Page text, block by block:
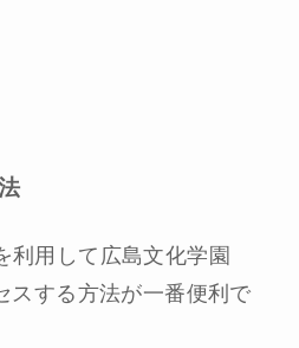
利用して広島文化学園
スする方法が一番便利で